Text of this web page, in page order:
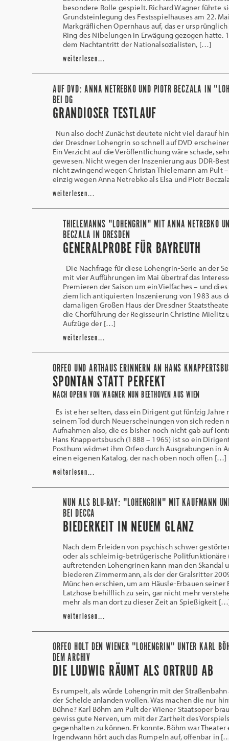
besondere Rolle gespielt. Richard Wagner führte
Grundsteinlegung des Festsspielhauses am 22.
Markgräflichen Opernhaus auf, das er
Ring des Nibelungen in Erwägung gezogen hatte.
dem Nachtantritt der Nationalsozialisten, […]
weiterlesen...
AUF DVD: ANNA NETREBKO UND PIOTR BECZALA IN
BEI DG
GRANDIOSER TESTLAUF
Nun also doch! Zunächst deutete nicht viel darauf
der Dresdner Lohengrin so schnell auf DVD
Ein Verzicht auf die Veröffentlichung wäre schade,
gewesen. Nicht wegen der Inszenierung aus DDR-
nicht zwingend wegen Christan Thielemann am Pult
einzig wegen Anna Netrebko als Elsa und Piotr
weiterlesen...
THIELEMANNS "LOHENGRIN" MIT ANNA NETREBKO
BECZALA IN DRESDEN
GENERALPROBE FÜR BAYREUTH
Die Nachfrage für diese Lohengrin-Serie an der
mit vier Aufführungen im Mai übertraf das
Premieren der Saison um ein Vielfaches – und
ziemlich antiquierten Inszenierung von 1983 aus
damaligen Großen Haus der Dresdner
die Chorführung der Regisseurin Christine Mielitz
Aufzüge der […]
weiterlesen...
ORFEO UND ARTHAUS ERINNERN AN HANS
SPONTAN STATT PERFEKT
NACH OPERN VON WAGNER NUN BEETHOVEN AUS WIEN
Es ist eher selten, dass ein Dirigent gut fünfzig Jahre
seinem Tod durch Neuerscheinungen von sich reden
Aufnahmen also, die es bisher noch nicht gab auf
Hans Knappertsbusch (1888 – 1965) ist so ein
Posthum widmet ihm Orfeo durch Ausgrabungen in
einen eigenen Katalog, der nach oben noch offen […]
weiterlesen...
NUN ALS BLU-RAY: "LOHENGRIN" MIT KAUFMANN
BEI DECCA
BIEDERKEIT IN NEUEM GLANZ
Nach dem Erleiden von psychisch schwer
oder als schleimig-betrügerische Politfunktionäre
auftretenden Lohengrinen kann man den Skandal
biederen Zimmermann, als der der Gralsritter
München erschien, um am Häusle-Erbauen seiner
Latzhose behilflich zu sein, gar nicht mehr
mehr als man dort zu dieser Zeit an Spießigkeit
weiterlesen...
ORFEO HOLT DEN WIENER "LOHENGRIN" UNTER KARL
DEM ARCHIV
DIE LUDWIG RÄUMT ALS ORTRUD AB
Es rumpelt, als würde Lohengrin mit der Straßenbahn
der Schelde anlanden wollen. Was machen die nur
Bühne? Karl Böhm am Pult der Wiener Staatsoper
gewiss gute Nerven, um mit der Zartheit des
gegenhalten zu können. Er konnte. Böhm war Theater
Irgendwann hört auch das Rumpeln auf, offenbar in